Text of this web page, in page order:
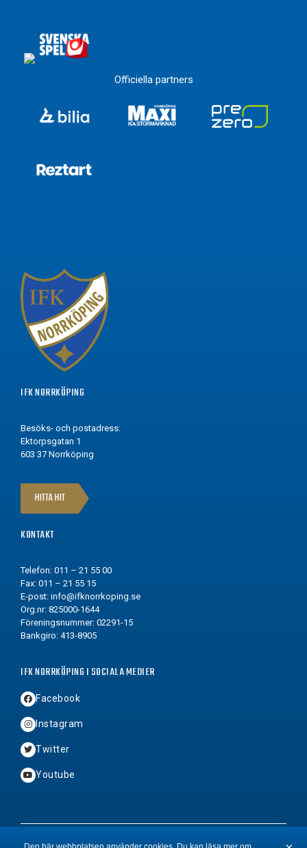
Officiella partners
IFK NORRKÖPING
Besöks- och postadress:
Ektorpsgatan 1
603 37 Norrköping
HITTA HIT
KONTAKT
Telefon: 011 – 21 55 00
Fax: 011 – 21 55 15
E-post: info@ifknorrkoping.se
Org.nr: 825000-1644
Föreningsnummer: 02291-15
Bankgiro: 413-8905
IFK NORRKÖPING I SOCIALA MEDIER
Facebook
Instagram
Twitter
Youtube
2026 © Copyright IFK Norrköping FK